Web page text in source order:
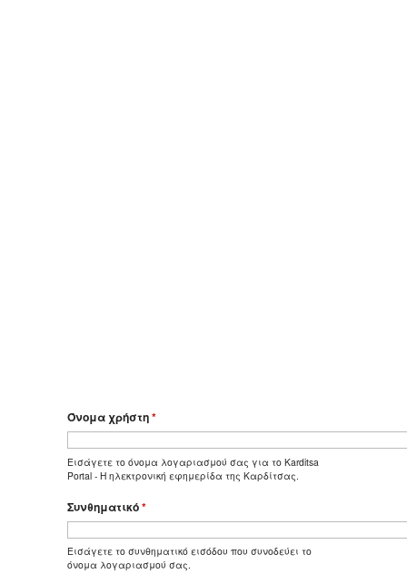
Όνομα χρήστη*
Εισάγετε το όνομα λογαριασμού σας για το Karditsa
Portal - Η ηλεκτρονική εφημερίδα της Καρδίτσας.
Συνθηματικό*
Εισάγετε το συνθηματικό εισόδου που συνοδεύει το
όνομα λογαριασμού σας.